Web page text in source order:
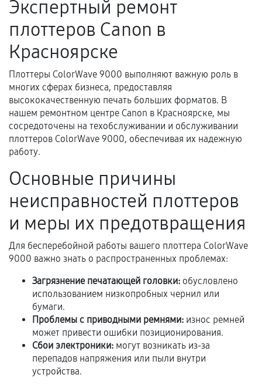
Поломка установленной детали при
нормальной эксплуатации в течение
гарантийного срока.
Несоответствие комплектующей заявленным
техническим характеристикам.
Документы для подтверждения
гарантии
Акт выполненных работ с датой, перечнем
Документы на установленные комплектующие
и кассовый чек.
Расширенная гарантия
В некоторых случаях возможно оформление
расширенной гарантии. Стоимость, сроки и
условия продления согласовываются отдельно и
фиксируются в документах.
Экспертный ремонт
плоттеров Canon в
Красноярске
Плоттеры ColorWave 9000 выполняют важную роль в
многих сферах бизнеса, предоставляя
высококачественную печать больших форматов. В
нашем ремонтном центре Canon в Красноярске, мы
сосредоточены на техобслуживании и обслуживании
плоттеров ColorWave 9000, обеспечивая их надежную
работу.
Основные причины
неисправностей плоттеров
и меры их предотвращения
Для бесперебойной работы вашего плоттера ColorWave
9000 важно знать о распространенных проблемах:
Загрязнение печатающей головки: обусловлено
использованием низкопробных чернил или
бумаги.
Проблемы с приводными ремнями: износ ремней
может привести ошибки позиционирования.
Сбои электроники: могут возникать из-за
перепадов напряжения или пыли внутри
устройства.